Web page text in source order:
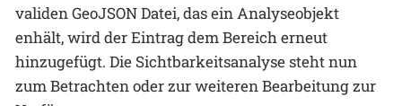
validen GeoJSON Datei, das ein Analyseobjekt
enhält, wird der Eintrag dem Bereich erneut
hinzugefügt. Die Sichtbarkeitsanalyse steht nun
zum Betrachten oder zur weiteren Bearbeitung zur